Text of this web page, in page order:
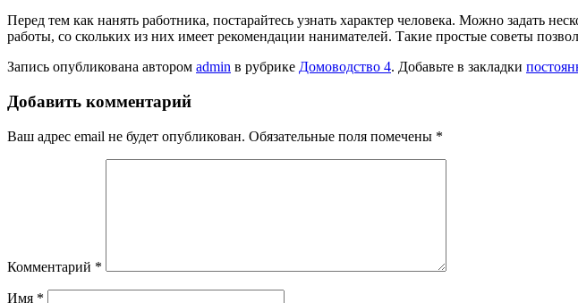
Перед тем как нанять работника, постарайтесь узнать характер человека. Можно задать
работы, со скольких из них имеет рекомендации нанимателей. Такие простые советы
Запись опубликована автором admin в рубрике Домоводство 4. Добавьте в закладки
Добавить комментарий
Ваш адрес email не будет опубликован. Обязательные поля помечены *
Комментарий *
Имя *